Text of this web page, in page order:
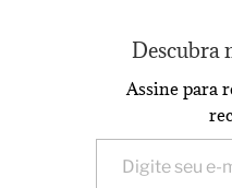
Descubra
Assine para